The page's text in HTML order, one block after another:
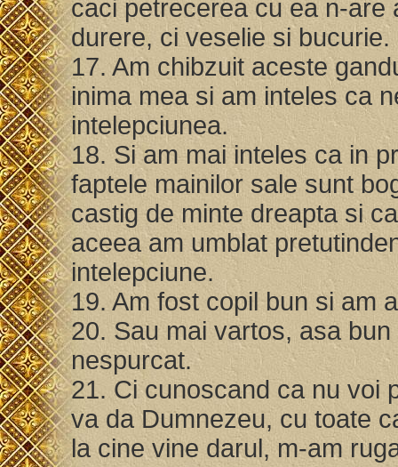
caci petrecerea cu ea n-are
durere, ci veselie si bucurie.
17. Am chibzuit aceste
inima mea si am inteles ca
intelepciunea.
18. Si am mai inteles ca in
faptele mainilor sale sunt
castig de minte dreapta si
aceea am umblat
intelepciune.
19. Am fost copil bun si am
20. Sau mai vartos, asa
nespurcat.
21. Ci cunoscand ca nu voi
va da Dumnezeu, cu toate
la cine vine darul, m-am